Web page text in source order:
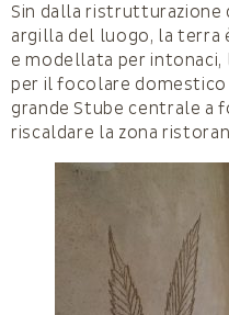
Sin dalla ristrutturazione
argilla del luogo, la terra
e modellata per intonaci,
per il focolare
grande Stube centrale a
riscaldare la zona